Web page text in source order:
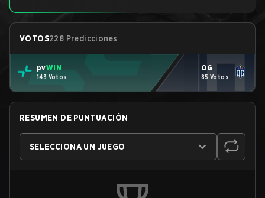
VOTOS228 Predicciones
pvWIN
143 Votos
OG
85 Votos
RESUMEN DE PUNTUACIÓN
SELECCIONA UN JUEGO